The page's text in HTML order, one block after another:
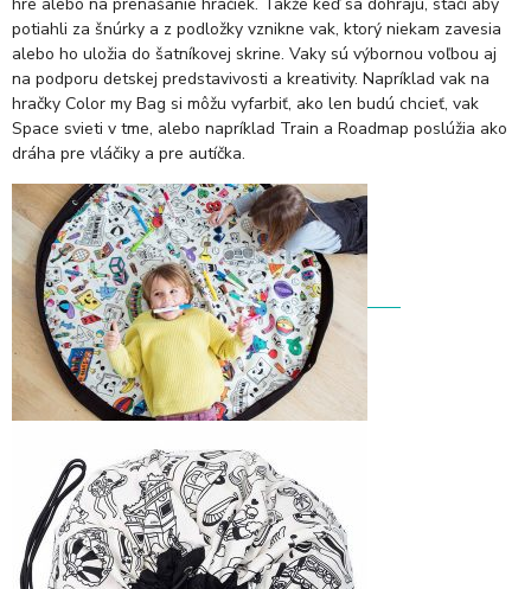
potiahli za šnúrky a z podložky vznikne vak, ktorý niekam zavesia
alebo ho uložia do šatníkovej skrine. Vaky sú výbornou voľbou aj
na podporu detskej predstavivosti a kreativity. Napríklad vak na
hračky Color my Bag si môžu vyfarbiť, ako len budú chcieť, vak
Space svieti v tme, alebo napríklad Train a Roadmap poslúžia ako
dráha pre vláčiky a pre autíčka.